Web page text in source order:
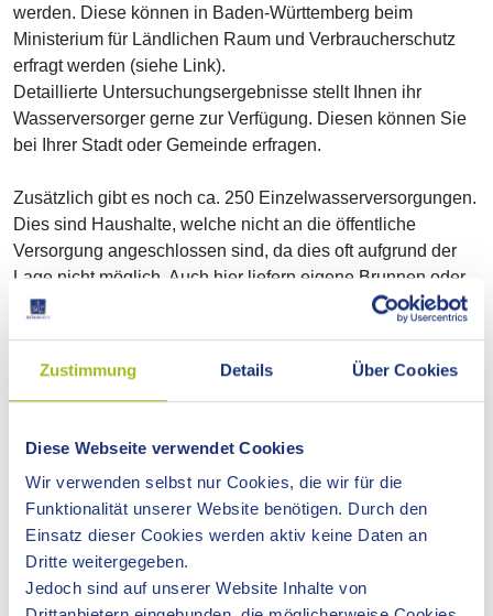
Zustimmung Details Über Cookies
Diese Webseite verwendet Cookies
Wir verwenden selbst nur Cookies, die wir für die
Funktionalität unserer Website benötigen. Durch den
Einsatz dieser Cookies werden aktiv keine Daten an
Dritte weitergegeben.
Jedoch sind auf unserer Website Inhalte von
werden. Diese können in Baden-Württemberg beim
Ministerium für Ländlichen Raum und Verbraucherschutz
erfragt werden (siehe Link).
Detaillierte Untersuchungsergebnisse stellt Ihnen ihr
Wasserversorger gerne zur Verfügung. Diesen können Sie
bei Ihrer Stadt oder Gemeinde erfragen.
Zusätzlich gibt es noch ca. 250 Einzelwasserversorgungen.
Dies sind Haushalte, welche nicht an die öffentliche
Versorgung angeschlossen sind, da dies oft aufgrund der
Lage nicht möglich. Auch hier liefern eigene Brunnen oder
Quellen das wertvolle Nass. Einzelwasserversorgungen
Trinkwasserverordnung und werden durch den
Geschäftsbereich Gesundheit überprüft. Außerdem müssen
AUFBAU DER TRINKWASSERVERSORGUNG IM
OSTALBKREIS
Die Trinkwasserversorgung im Ostalbkreis besteht im
Wesentlichen aus den folgenden Komponenten: